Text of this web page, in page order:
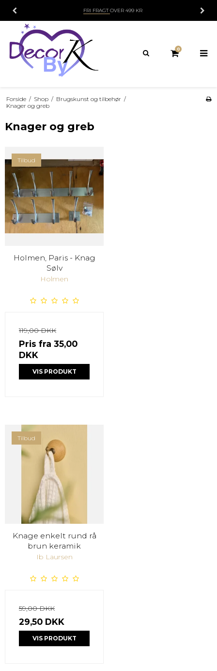
FRI FRAGTOVER 499 KR
0
Forside / Shop / Brugskunst og tilbehør /
Knager og greb
Knager og greb
Tilbud
Holmen, Paris - Knag
Sølv
Holmen
119,00 DKK
Pris fra 35,00
DKK
VIS PRODUKT
Tilbud
Knage enkelt rund rå
brun keramik
Ib Laursen
59,00 DKK
29,50 DKK
VIS PRODUKT